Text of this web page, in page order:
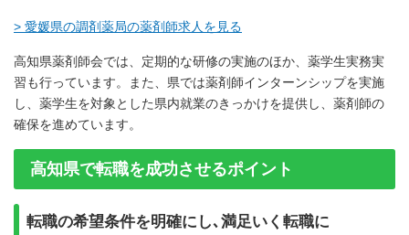
> 愛媛県の調剤薬局の薬剤師求人を見る
高知県薬剤師会では、定期的な研修の実施のほか、薬学生実務実
習も行っています。また、県では薬剤師インターンシップを実施
し、薬学生を対象とした県内就業のきっかけを提供し、薬剤師の
確保を進めています。
高知県で転職を成功させるポイント
転職の希望条件を明確にし､満足いく転職に